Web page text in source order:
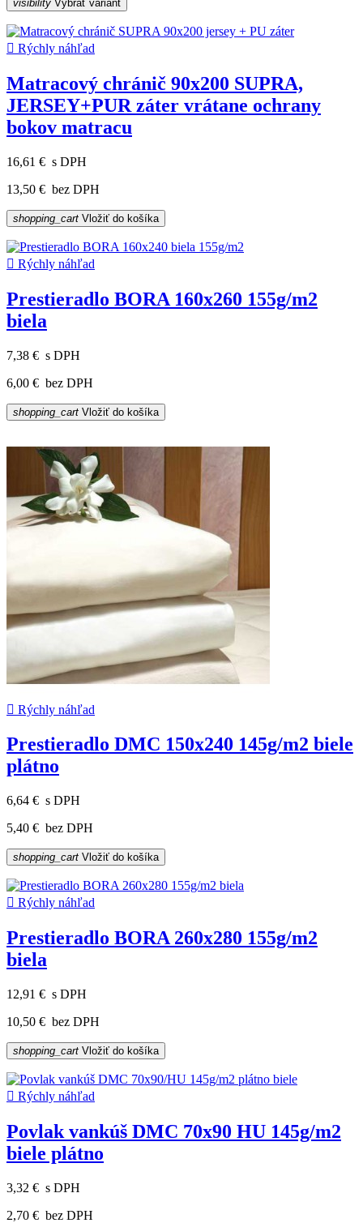
visibility Vybrať variant
 Rýchly náhľad
Matracový chránič 90x200 SUPRA,
JERSEY+PUR záter vrátane ochrany
bokov matracu
16,61 € s DPH
13,50 € bez DPH
shopping_cart Vložiť do košíka
 Rýchly náhľad
Prestieradlo BORA 160x260 155g/m2
biela
7,38 € s DPH
6,00 € bez DPH
shopping_cart Vložiť do košíka
 Rýchly náhľad
Prestieradlo DMC 150x240 145g/m2 biele
plátno
6,64 € s DPH
5,40 € bez DPH
shopping_cart Vložiť do košíka
 Rýchly náhľad
Prestieradlo BORA 260x280 155g/m2
biela
12,91 € s DPH
10,50 € bez DPH
shopping_cart Vložiť do košíka
 Rýchly náhľad
Povlak vankúš DMC 70x90 HU 145g/m2
biele plátno
3,32 € s DPH
2,70 € bez DPH